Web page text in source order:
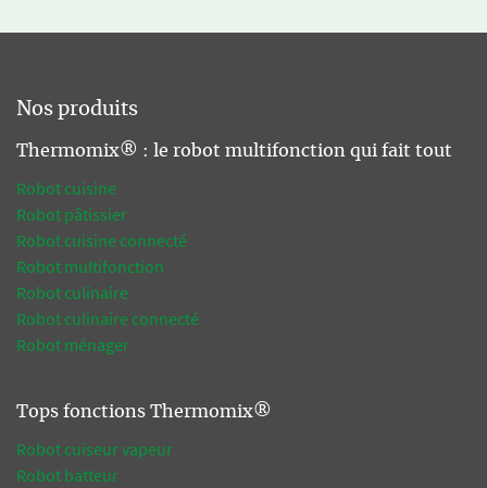
Nos produits
Thermomix® : le robot multifonction qui fait tout
Robot cuisine
Robot pâtissier
Robot cuisine connecté
Robot multifonction
Robot culinaire
Robot culinaire connecté
Robot ménager
Tops fonctions Thermomix®
Robot cuiseur vapeur
Robot batteur